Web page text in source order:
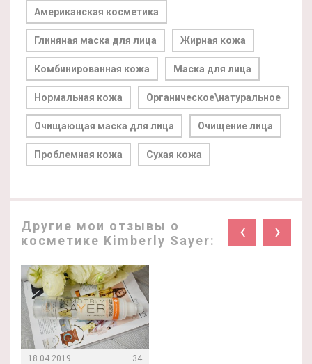
Американская косметика
Глиняная маска для лица Жирная кожа
Комбинированная кожа Маска для лица
Нормальная кожа Органическое\натуральное
Очищающая маска для лица Очищение лица
Проблемная кожа Сухая кожа
Другие мои отзывы о
косметике Kimberly Sayer:
‹ ›
18.04.2019 34